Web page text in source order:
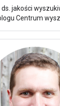
jakości
Centrum